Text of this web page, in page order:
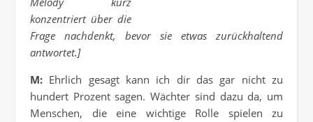
konzentriert über die
Frage nachdenkt, bevor sie etwas zurückhaltend
antwortet.]
M: Ehrlich gesagt kann ich dir das gar nicht zu
hundert Prozent sagen. Wächter sind dazu da, um
Menschen, die eine wichtige Rolle spielen zu